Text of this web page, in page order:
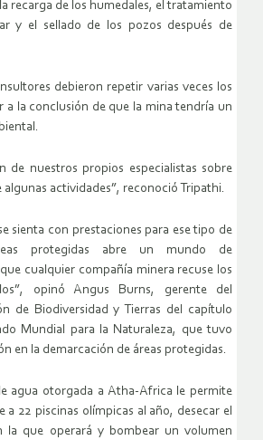
recarga de los humedales, el tratamiento
y el sellado de los pozos después de
debieron repetir varias veces los
a la conclusión de que la mina tendría un
de nuestros propios especialistas sobre
actividades”, reconoció Tripathi.
sienta con prestaciones para ese tipo de
protegidas abre un mundo de
cualquier compañía minera recuse los
opinó Angus Burns, gerente del
de Biodiversidad y Tierras del capítulo
Mundial para la Naturaleza, que tuvo
en la demarcación de áreas protegidas.
agua otorgada a Atha-Africa le permite
a 22 piscinas olímpicas al año, desecar el
la que operará y bombear un volumen